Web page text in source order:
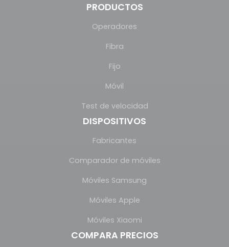
PRODUCTOS
Operadores
Fibra
Fijo
Móvil
Test de velocidad
DISPOSITIVOS
Fabricantes
Comparador de móviles
Móviles Samsung
Móviles Apple
Móviles Xiaomi
COMPARA PRECIOS